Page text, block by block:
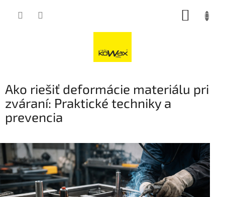
Ako riešiť deformácie materiálu pri
zváraní: Praktické techniky a
prevencia